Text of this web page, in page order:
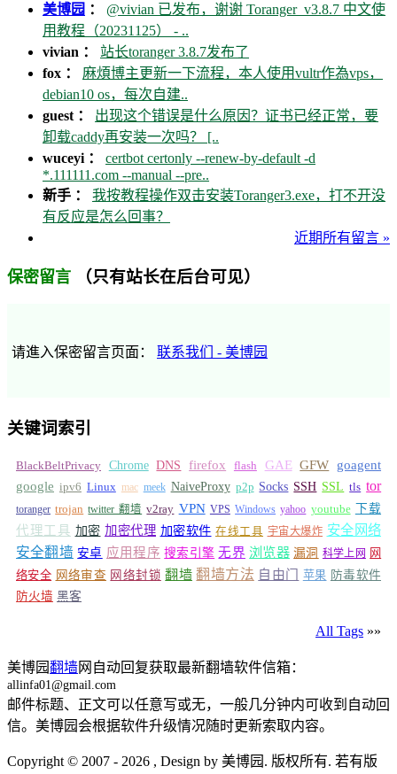
美博园 ： @vivian 已发布，谢谢 Toranger_v3.8.7 中文使
用教程（20231125） - ..
vivian ： 站长toranger 3.8.7发布了
fox ： 麻煩博主更新一下流程，本人使用vultr作為vps，
debian10 os，每次自建..
guest ： 出现这个错误是什么原因？证书已经正常，要
卸载caddy再安装一次吗？ [..
wuceyi ： certbot certonly --renew-by-default -d
*.111111.com --manual --pre..
新手 ： 我按教程操作双击安装Toranger3.exe，打不开没
有反应是怎么回事？
近期所有留言 »
保密留言 （只有站长在后台可见）
请進入保密留言页面： 联系我们 - 美博园
关键词索引
BlackBeltPrivacy Chrome DNS firefox flash GAE GFW
goagent
google ipv6 Linux mac meek NaiveProxy p2p Socks SSH SSL tls tor
toranger trojan twitter 翻墙 v2ray VPN VPS Windows yahoo youtube 下载
代理工具 加密 加密代理 加密软件 在线工具 宇宙大爆炸 安全网络
安全翻墙 安卓 应用程序 搜索引擎 无界 浏览器 漏洞 科学上网 网
络安全 网络审查 网络封锁 翻墙 翻墙方法 自由门 苹果 防毒软件
防火墙 黑客
All Tags »»
美博园翻墙网自动回复获取最新翻墙软件信箱：
allinfa01@gmail.com
邮件标题、正文可以任意写或无，一般几分钟内可收到自动回
信。美博园会根据软件升级情况随时更新索取内容。
Copyright © 2007 - 2026 , Design by 美博园. 版权所有. 若有版